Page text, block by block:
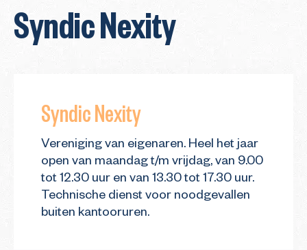
Syndic Nexity
Syndic Nexity
Vereniging van eigenaren. Heel het jaar
open van maandag t/m vrijdag, van 9.00
tot 12.30 uur en van 13.30 tot 17.30 uur.
Technische dienst voor noodgevallen
buiten kantooruren.